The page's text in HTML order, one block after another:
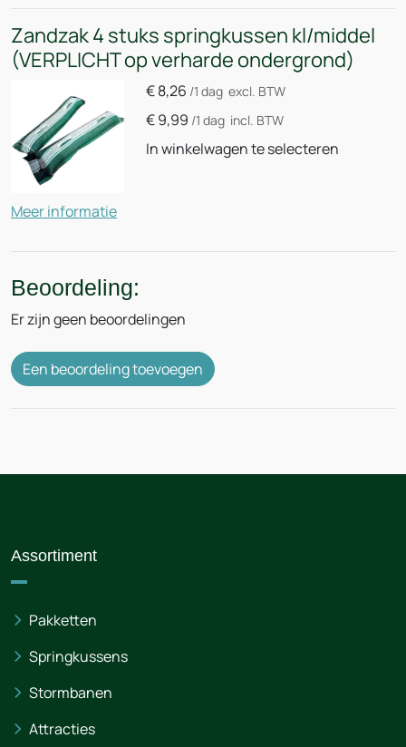
Zandzak 4 stuks springkussen kl/middel
(VERPLICHT op verharde ondergrond)
€8,26 /1 dag excl. BTW
€9,99 /1 dag incl. BTW
In winkelwagen te selecteren
Meer informatie
Beoordeling:
Er zijn geen beoordelingen
Een beoordeling toevoegen
Assortiment
Pakketten
Springkussens
Stormbanen
Attracties